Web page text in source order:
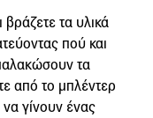
τα υλικά
πού και
τα
από το μπλέντερ
γίνουν ένας